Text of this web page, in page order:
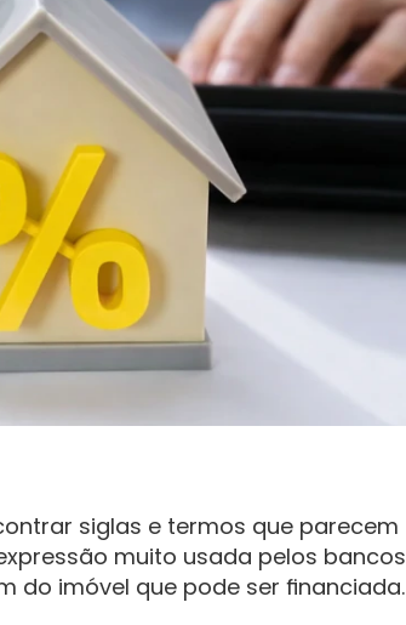
siglas e termos que parecem
muito usada pelos bancos
do imóvel que pode ser financiada.